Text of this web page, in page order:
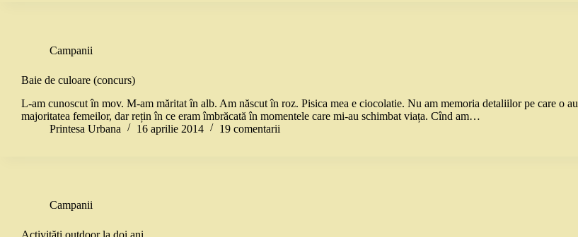
Campanii
Baie de culoare (concurs)
L-am cunoscut în mov. M-am măritat în alb. Am născut în roz. Pisica mea e ciocolatie. Nu am memoria detaliilor pe care o au
majoritatea femeilor, dar rețin în ce eram îmbrăcată în momentele care mi-au schimbat viața. Cînd am…
Printesa Urbana
16 aprilie 2014 19 comentarii
Campanii
Activități outdoor la doi ani